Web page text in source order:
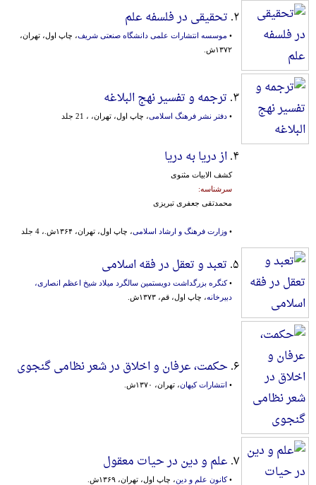
۲. تحقیقی در فلسفه علم
• موسسه انتشارات علمی دانشگاه صنعتی شریف، چاپ اول، تهران،
۱۳۷۲ش.
۳. ترجمه و تفسیر نهج البلاغه
• دفتر نشر فرهنگ اسلامی، چاپ اول، تهران، ، 21 جلد
۴. از دریا به دریا
کشف الابیات مثنوی
سرشناسه:
محمدتقی جعفری تبریزی
• وزارت فرهنگ و ارشاد اسلامی، چاپ اول، تهران، ۱۳۶۴ش.، 4 جلد
۵. تعبد و تعقل در فقه اسلامی
•کنگره بزرگداشت دویستمین سالگرد میلاد شیخ اعظم انصاری،
دبیرخانه، چاپ اول، قم، ۱۳۷۳ش.
۶. حکمت، عرفان و اخلاق در شعر نظامی گنجوی
• انتشارات کیهان، تهران، ۱۳۷۰ش.
۷. علم و دین در حیات معقول
•کانون علم و دین، چاپ اول، تهران، ۱۳۶۹ش.